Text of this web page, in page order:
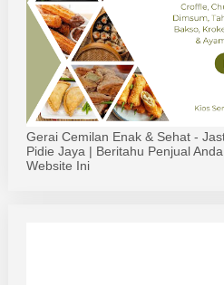
Gerai Cemilan Enak & Sehat -
Pidie Jaya | Beritahu Penjual
Website Ini